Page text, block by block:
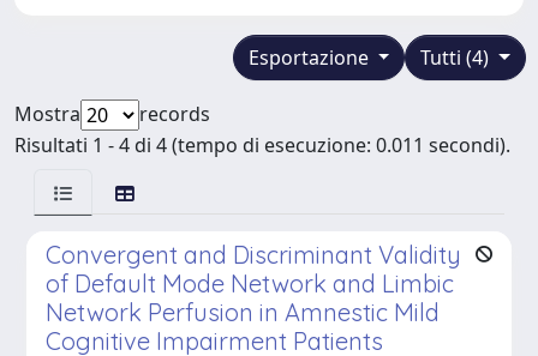
Tutti (4)
Esportazione
Mostra
records
Risultati 1 - 4 di 4 (tempo di esecuzione: 0.011 secondi).
Convergent and Discriminant Validity
of Default Mode Network and Limbic
Network Perfusion in Amnestic Mild
Cognitive Impairment Patients